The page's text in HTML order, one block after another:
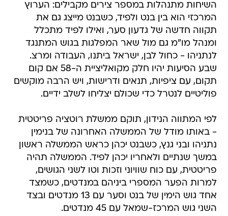
השיחות מתנהלות במספר צירים מקבילים: הערוץ
המרכזי הוא בין בנט ולפיד, כשבנט מייצג גם את
תקווה חדשה של גדעון סער, ואילו לפיד מתכלל
ומנהל מו"מ גם מול שאר המפלגות בגוש המתנגד
לנתניהו - כחול לבן, ישראל ביתנו, העבודה ומרצ.
שבע הסיעות יהיו חלק מקואליציית ה-58 אם קום
תקום, עם ציפיות, תנאים ודרישות, ויש הרבה מוקשים
פוליטיים לנטרל כדי שכולם יצליחו לשלב ידיים.
לפי המתווה הנידון, תוקם ממשלת רוטציה פריטטית
- באותו מודל של הממשלה האחרונה של בנימין
נתניהו ובני גנץ, כשבנט יכהן כראש הממשלה ראשון
במשך שנתיים ולאחריו יכהן לפיד. הממשלה תהיה
פריטטית, עם כוח שוויוני וזכות וטו לשני הגושים,
למרות הפער המספרי ביניהם במנדטים, כשמצד
אחד גוש הימין של בנט וסער עם 13 מנדטים ובצד
השני גוש המרכז-שמאל עם 45 מנדטים.